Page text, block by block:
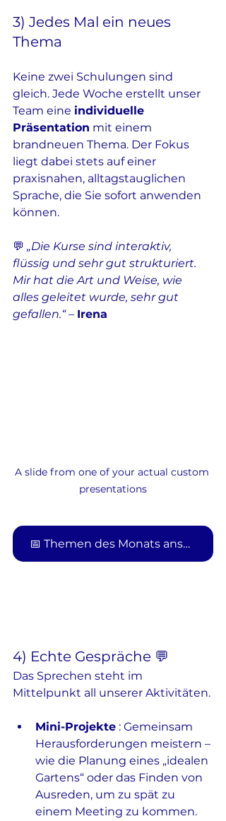
3) Jedes Mal ein neues
Thema
Keine zwei Schulungen sind
gleich. Jede Woche erstellt unser
Team eine individuelle
Präsentation mit einem
brandneuen Thema. Der Fokus
liegt dabei stets auf einer
praxisnahen, alltagstauglichen
Sprache, die Sie sofort anwenden
können.
💬 „Die Kurse sind interaktiv,
flüssig und sehr gut strukturiert.
Mir hat die Art und Weise, wie
alles geleitet wurde, sehr gut
gefallen.“ – Irena
A slide from one of your actual custom
presentations
📅 Themen des Monats ansehen
4) Echte Gespräche 💬
Das Sprechen steht im
Mittelpunkt all unserer Aktivitäten.
Mini-Projekte : Gemeinsam
Herausforderungen meistern –
wie die Planung eines „idealen
Gartens“ oder das Finden von
Ausreden, um zu spät zu
einem Meeting zu kommen.